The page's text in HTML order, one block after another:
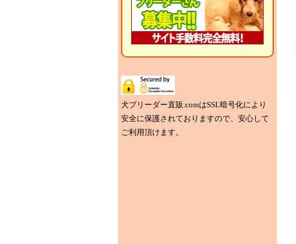
犬ブリーダー直販.comはSSL暗号化により
安全に保護されておりますので、安心して
ご利用頂けます。